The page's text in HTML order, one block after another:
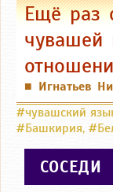
Ещё раз
■ Игнатьев
#чувашский
#Башкирия,
СОСЕДИ